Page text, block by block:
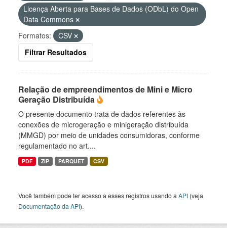
Licença Aberta para Bases de Dados (ODbL) do Open
Data Commons
Formatos:
CSV
Filtrar Resultados
Relação de empreendimentos de Mini e Micro
Geração Distribuída
O presente documento trata de dados referentes às
conexões de microgeração e minigeração distribuída
(MMGD) por meio de unidades consumidoras, conforme
regulamentado no art....
PDF ZIP PARQUET CSV
Você também pode ter acesso a esses registros usando a API (veja
Documentação da API).